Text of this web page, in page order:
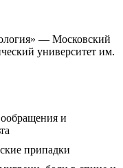
— Московский
университет им.
и
припадки